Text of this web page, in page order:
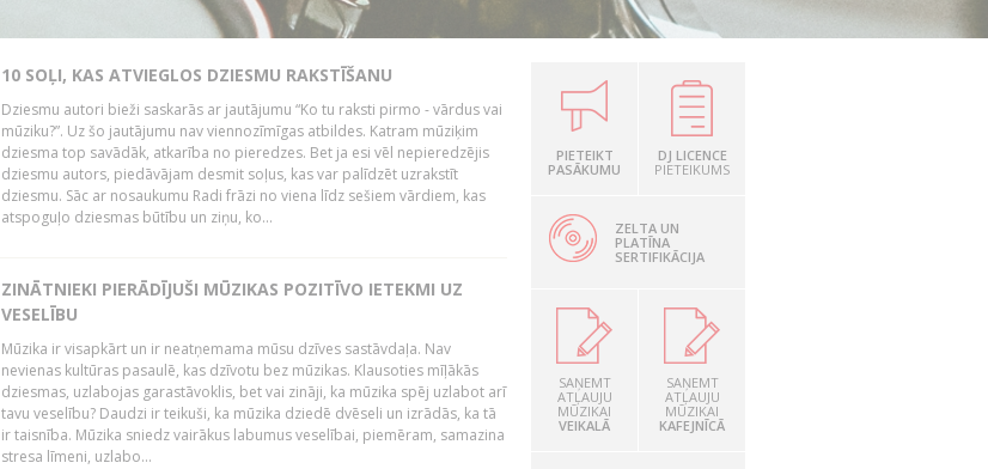
10 SOĻI, KAS ATVIEGLOS DZIESMU RAKSTĪŠANU
Dziesmu autori bieži saskarās ar jautājumu “Ko tu raksti pirmo - vārdus vai
mūziku?”. Uz šo jautājumu nav viennozīmīgas atbildes. Katram mūziķim
dziesma top savādāk, atkarība no pieredzes. Bet ja esi vēl nepieredzējis
dziesmu autors, piedāvājam desmit soļus, kas var palīdzēt uzrakstīt
dziesmu. Sāc ar nosaukumu Radi frāzi no viena līdz sešiem vārdiem, kas
atspoguļo dziesmas būtību un ziņu, ko...
ZINĀTNIEKI PIERĀDĪJUŠI MŪZIKAS POZITĪVO IETEKMI UZ
VESELĪBU
Mūzika ir visapkārt un ir neatņemama mūsu dzīves sastāvdaļa. Nav
nevienas kultūras pasaulē, kas dzīvotu bez mūzikas. Klausoties mīļākās
dziesmas, uzlabojas garastāvoklis, bet vai zināji, ka mūzika spēj uzlabot arī
tavu veselību? Daudzi ir teikuši, ka mūzika dziedē dvēseli un izrādās, ka tā
ir taisnība. Mūzika sniedz vairākus labumus veselībai, piemēram, samazina
stresa līmeni, uzlabo...
PIETEIKT
PASĀKUMU
DJ LICENCE
PIETEIKUMS
ZELTA UN
PLATĪNA
SERTIFIKĀCIJA
SAŅEMT
ATĻAUJU
MŪZIKAI
VEIKALĀ
SAŅEMT
ATĻAUJU
MŪZIKAI
KAFEJNĪCĀ